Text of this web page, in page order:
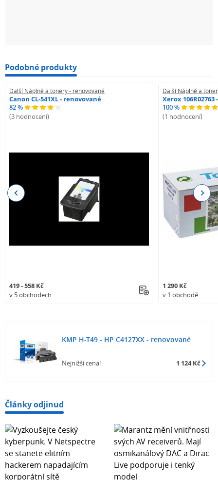
Podobné produkty
Další Náplně a tonery - renovované
Canon CL-541XL - renovované
82 %
(3 hodnocení)
419 - 558 Kč
v 5 obchodech
Další Náplně a
Xerox
100 %
(1 hodnocení)
1 290 Kč
v 1 obchodě
Previous Next
KMP H-T49 - HP C4127XX - renovované
Nejnižší cena! 1 124 Kč
Články odjinud